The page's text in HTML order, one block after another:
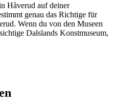
Håverud auf deiner
genau das Richtige für
Wenn du von den Museen
Dalslands Konstmuseum,